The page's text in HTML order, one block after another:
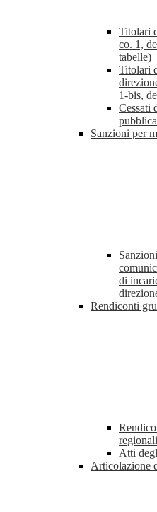
Titolari
co. 1,
tabelle)
Titolari
1-bis,
Cessati
Sanzioni per
di
Rendiconti
Atti
Articolazione